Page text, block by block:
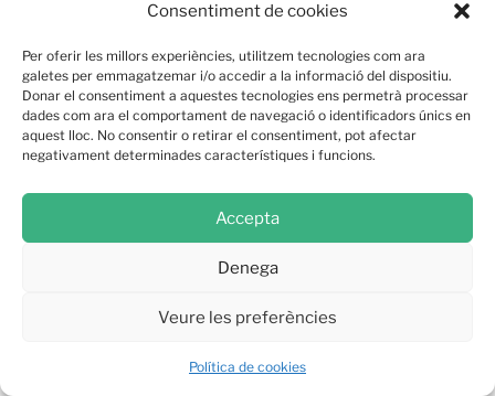
Consentiment de cookies
Per oferir les millors experiències, utilitzem tecnologies com ara
galetes per emmagatzemar i/o accedir a la informació del dispositiu.
Donar el consentiment a aquestes tecnologies ens permetrà processar
dades com ara el comportament de navegació o identificadors únics en
aquest lloc. No consentir o retirar el consentiment, pot afectar
negativament determinades característiques i funcions.
Accepta
Denega
Veure les preferències
Política de cookies
Aquest dijous serà Sant Jordi. No tindrem
de descobrir nous llibres hi són com mai.
Part, motiu de creació social i artística
totes les artistes, que han participat en el